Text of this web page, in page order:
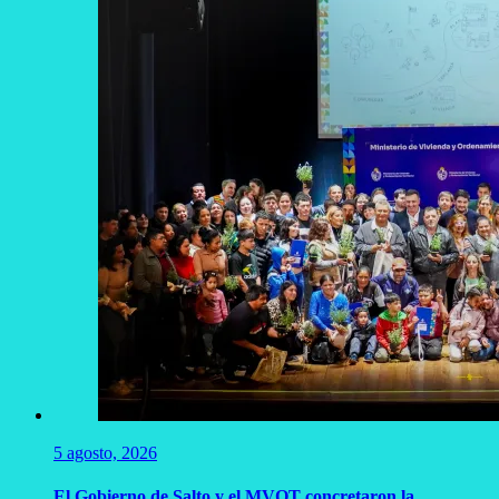
5 agosto, 2026